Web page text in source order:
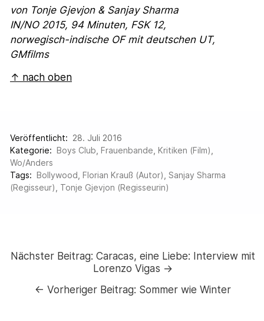
von Tonje Gjevjon & Sanjay Sharma
IN/NO 2015, 94 Minuten, FSK 12,
norwegisch-indische OF mit deutschen UT,
GMfilms
↑ nach oben
Veröffentlicht: 28. Juli 2016
Kategorie: Boys Club ,Frauenbande ,Kritiken (Film)
Wo/Anders
Tags: Bollywood ,Florian Krauß (Autor) ,Sanjay Sharma
(Regisseur)
Tonje Gjevjon (Regisseurin)
Nächster Beitrag:Caracas, eine Liebe: Interview mit
Lorenzo Vigas →
←Vorheriger Beitrag: Sommer wie Winter